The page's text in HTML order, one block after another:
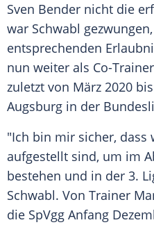
Sven Bender nicht die
war Schwabl
entsprechenden
nun weiter als Co-
zuletzt von März 2020
Augsburg in der
"Ich bin mir sicher,
aufgestellt sind, um im
bestehen und in der 3.
Schwabl. Von Trainer
die SpVgg Anfang